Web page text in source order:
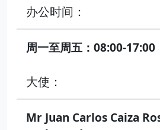
办公时间：
周一至周五：08:00-17:00
大使：
Mr Juan Carlos Caiza